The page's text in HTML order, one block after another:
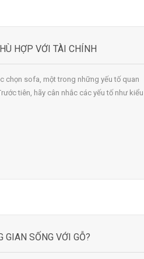
HỢP VỚI TÀI CHÍNH
chọn sofa, một trong những yếu tố quan
tiên, hãy cân nhắc các yếu tố như kiểu
GIAN SỐNG VỚI GỖ?